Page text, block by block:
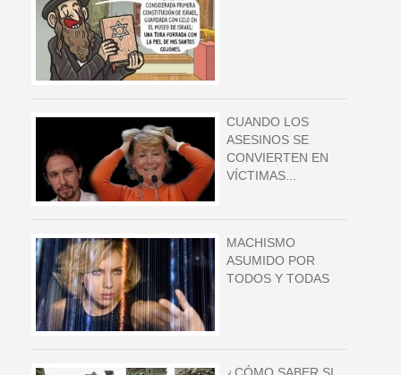
CUANDO LOS
ASESINOS SE
CONVIERTEN EN
VÍCTIMAS...
MACHISMO
ASUMIDO POR
TODOS Y TODAS